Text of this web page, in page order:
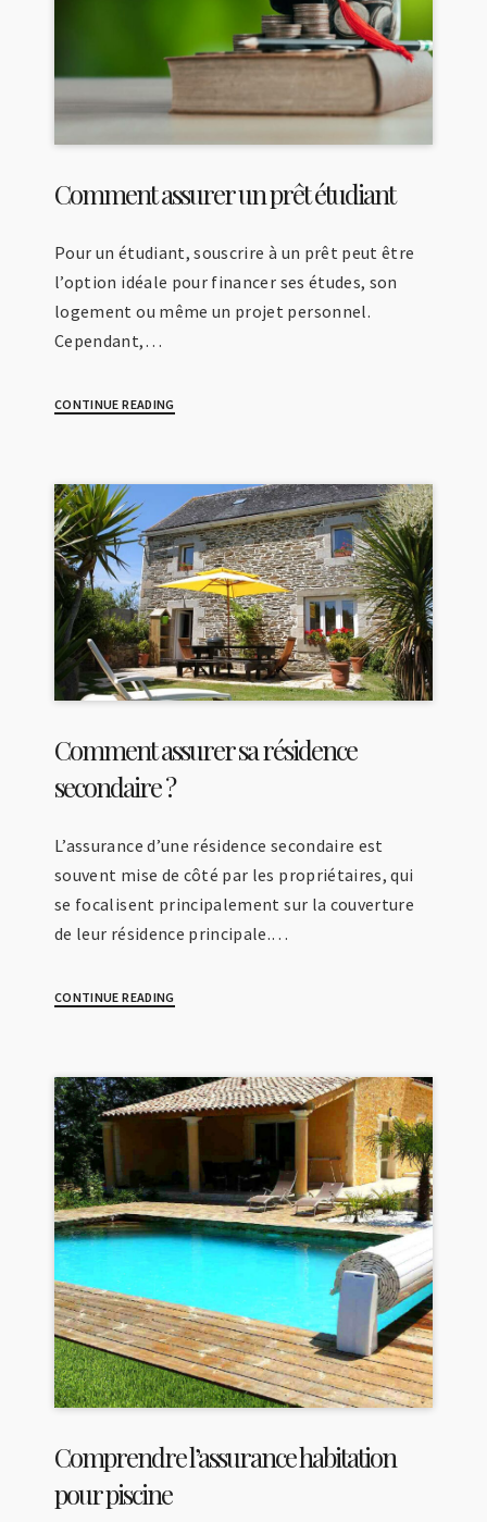
Comment assurer un prêt étudiant
Pour un étudiant, souscrire à un prêt peut être
l’option idéale pour financer ses études, son
logement ou même un projet personnel.
Cependant,…
CONTINUE READING
Comment assurer sa résidence
secondaire ?
L’assurance d’une résidence secondaire est
souvent mise de côté par les propriétaires, qui
se focalisent principalement sur la couverture
de leur résidence principale.…
CONTINUE READING
Comprendre l’assurance habitation
pour piscine